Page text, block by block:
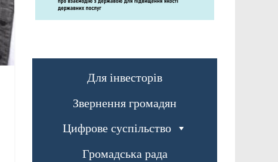
Для інвесторів
Звернення громадян
Цифрове суспільство
Громадська рада